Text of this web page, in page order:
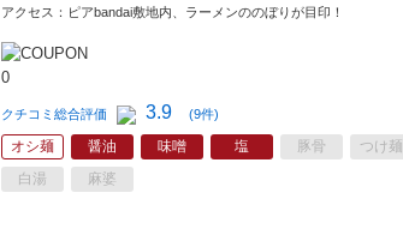
アクセス：ピアbandai敷地内、ラーメンののぼりが目印！
クチコミ総合評価 3.9 (9件)
オシ麺 醤油 味噌 塩 豚骨 つけ麺
白湯
麻婆